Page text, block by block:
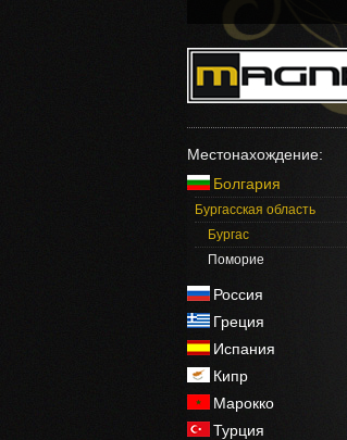
Местонахождение:
Болгария
Бургасская область
Бургас
Поморие
Россия
Греция
Испания
Кипр
Марокко
Турция